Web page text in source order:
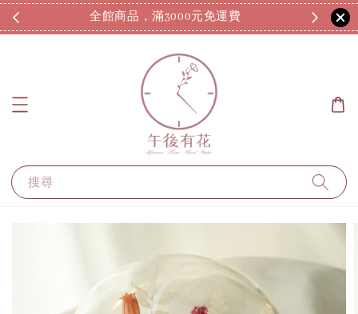
全館商品，滿3000元免運費 7/
搜尋